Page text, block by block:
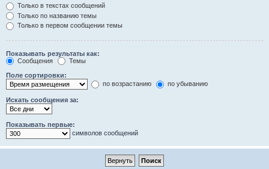
Только в текстах сообщений
Только по названию темы
Только в первом сообщении темы
Показывать результаты как:
Сообщения
Темы
Поле сортировки:
по возрастанию
по убыванию
Искать сообщения за:
Показывать первые:
символов сообщений